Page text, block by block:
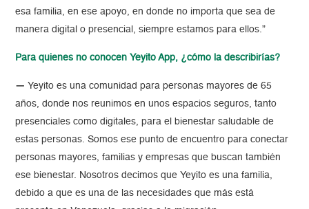
esa familia, en ese apoyo, en donde no importa que sea de
manera digital o presencial, siempre estamos para ellos.”
Para quienes no conocen Yeyito App, ¿cómo la describirías?
— Yeyito es una comunidad para personas mayores de 65
años, donde nos reunimos en unos espacios seguros, tanto
presenciales como digitales, para el bienestar saludable de
estas personas. Somos ese punto de encuentro para conectar
personas mayores, familias y empresas que buscan también
ese bienestar. Nosotros decimos que Yeyito es una familia,
debido a que es una de las necesidades que más está